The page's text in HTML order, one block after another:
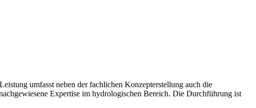
umfasst neben der fachlichen Konzepterstellung auch die
Expertise im hydrologischen Bereich. Die Durchführung ist